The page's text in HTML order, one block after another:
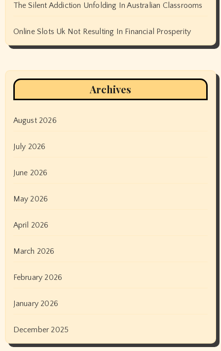
The Silent Addiction Unfolding In Australian Classrooms
Online Slots Uk Not Resulting In Financial Prosperity
Archives
August 2026
July 2026
June 2026
May 2026
April 2026
March 2026
February 2026
January 2026
December 2025